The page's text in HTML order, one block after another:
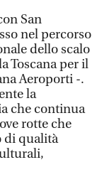
San
nel percorso
dello scalo
Toscana per il
Aeroporti -.
la
che continua
rotte che
di qualità